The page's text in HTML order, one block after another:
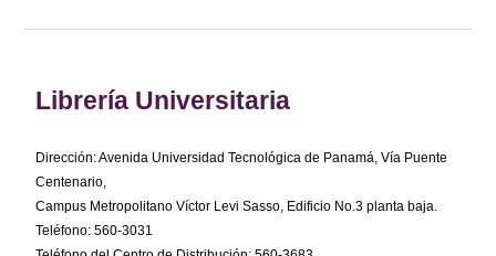
Librería Universitaria
Dirección: Avenida Universidad Tecnológica de Panamá, Vía Puente
Centenario,
Campus Metropolitano Víctor Levi Sasso, Edificio No.3 planta baja.
Teléfono: 560-3031